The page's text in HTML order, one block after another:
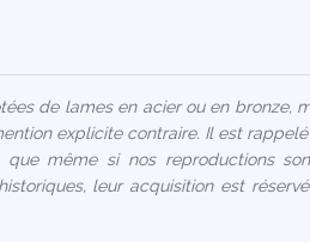
de lames en acier ou en bronze,
explicite contraire. Il est
même si nos reproductions
leur acquisition est